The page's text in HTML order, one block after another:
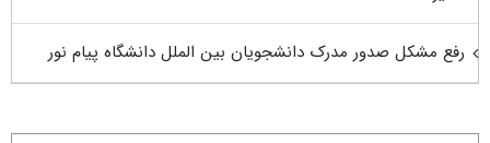
رفع مشکل صدور مدرک دانشجویان بین الملل دانشگاه پیام نور